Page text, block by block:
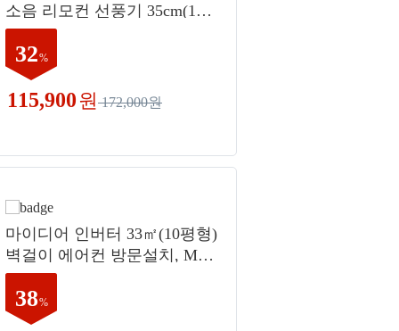
소음 리모컨 선풍기 35cm(14
인치), SIF-DC514NK
32%
115,900 원172,000원
마이디어 인버터 33㎡(10평형)
벽걸이 에어컨 방문설치, MSE
F-10CN8-5A, 일반배관형
38%